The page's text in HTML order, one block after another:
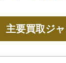
主要買取ジ